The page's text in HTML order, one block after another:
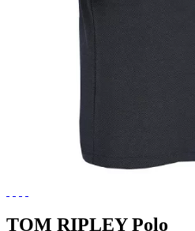
TOM RIPLEY Polo